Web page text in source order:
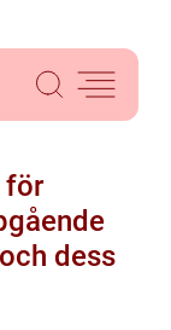
för
dess